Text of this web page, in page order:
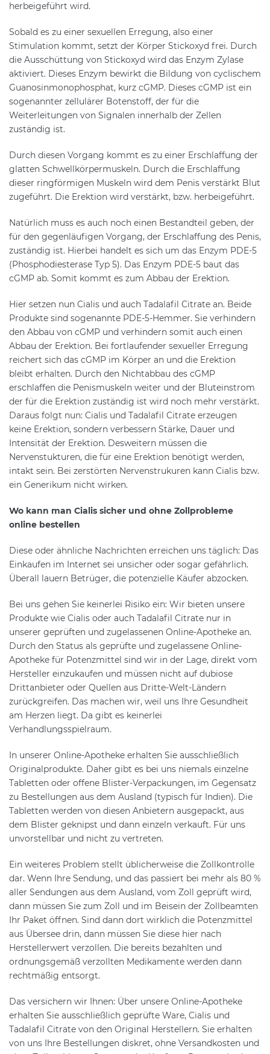
herbeigeführt wird.
Sobald es zu einer sexuellen Erregung, also einer
Stimulation kommt, setzt der Körper Stickoxyd frei. Durch
die Ausschüttung von Stickoxyd wird das Enzym Zylase
aktiviert. Dieses Enzym bewirkt die Bildung von cyclischem
Guanosinmonophosphat, kurz cGMP. Dieses cGMP ist ein
sogenannter zellulärer Botenstoff, der für die
Weiterleitungen von Signalen innerhalb der Zellen
zuständig ist.
Durch diesen Vorgang kommt es zu einer Erschlaffung der
glatten Schwellkörpermuskeln. Durch die Erschlaffung
dieser ringförmigen Muskeln wird dem Penis verstärkt Blut
zugeführt. Die Erektion wird verstärkt, bzw. herbeigeführt.
Natürlich muss es auch noch einen Bestandteil geben, der
für den gegenläufigen Vorgang, der Erschlaffung des Penis,
zuständig ist. Hierbei handelt es sich um das Enzym PDE-5
(Phosphodiesterase Typ 5). Das Enzym PDE-5 baut das
cGMP ab. Somit kommt es zum Abbau der Erektion.
Hier setzen nun Cialis und auch Tadalafil Citrate an. Beide
Produkte sind sogenannte PDE-5-Hemmer. Sie verhindern
den Abbau von cGMP und verhindern somit auch einen
Abbau der Erektion. Bei fortlaufender sexueller Erregung
reichert sich das cGMP im Körper an und die Erektion
bleibt erhalten. Durch den Nichtabbau des cGMP
erschlaffen die Penismuskeln weiter und der Bluteinstrom
der für die Erektion zuständig ist wird noch mehr verstärkt.
Daraus folgt nun: Cialis und Tadalafil Citrate erzeugen
keine Erektion, sondern verbessern Stärke, Dauer und
Intensität der Erektion. Desweitern müssen die
Nervenstukturen, die für eine Erektion benötigt werden,
intakt sein. Bei zerstörten Nervenstrukuren kann Cialis bzw.
ein Generikum nicht wirken.
Wo kann man Cialis sicher und ohne Zollprobleme
online bestellen
Diese oder ähnliche Nachrichten erreichen uns täglich: Das
Einkaufen im Internet sei unsicher oder sogar gefährlich.
Überall lauern Betrüger, die potenzielle Käufer abzocken.
Bei uns gehen Sie keinerlei Risiko ein: Wir bieten unsere
Produkte wie Cialis oder auch Tadalafil Citrate nur in
unserer geprüften und zugelassenen Online-Apotheke an.
Durch den Status als geprüfte und zugelassene Online-
Apotheke für Potenzmittel sind wir in der Lage, direkt vom
Hersteller einzukaufen und müssen nicht auf dubiose
Drittanbieter oder Quellen aus Dritte-Welt-Ländern
zurückgreifen. Das machen wir, weil uns Ihre Gesundheit
am Herzen liegt. Da gibt es keinerlei
Verhandlungsspielraum.
In unserer Online-Apotheke erhalten Sie ausschließlich
Originalprodukte. Daher gibt es bei uns niemals einzelne
Tabletten oder offene Blister-Verpackungen, im Gegensatz
zu Bestellungen aus dem Ausland (typisch für Indien). Die
Tabletten werden von diesen Anbietern ausgepackt, aus
dem Blister geknipst und dann einzeln verkauft. Für uns
unvorstellbar und nicht zu vertreten.
Ein weiteres Problem stellt üblicherweise die Zollkontrolle
dar. Wenn Ihre Sendung, und das passiert bei mehr als 80 %
aller Sendungen aus dem Ausland, vom Zoll geprüft wird,
dann müssen Sie zum Zoll und im Beisein der Zollbeamten
Ihr Paket öffnen. Sind dann dort wirklich die Potenzmittel
aus Übersee drin, dann müssen Sie diese hier nach
Herstellerwert verzollen. Die bereits bezahlten und
ordnungsgemäß verzollten Medikamente werden dann
rechtmäßig entsorgt.
Das versichern wir Ihnen: Über unsere Online-Apotheke
erhalten Sie ausschließlich geprüfte Ware, Cialis und
Tadalafil Citrate von den Original Herstellern. Sie erhalten
von uns Ihre Bestellungen diskret, ohne Versandkosten und